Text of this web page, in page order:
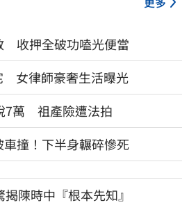
收押全破功嗑光便當
女律師豪奢生活曝光
7萬 祖產險遭法拍
撞！下半身輾碎慘死
陳時中『根本先知』